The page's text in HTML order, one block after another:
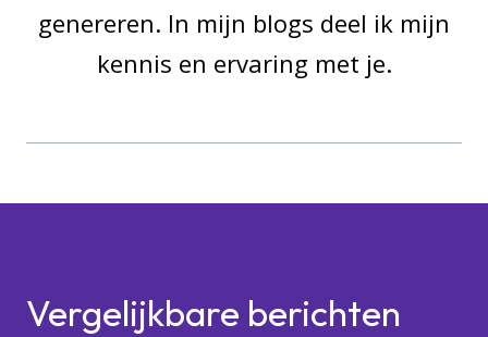
genereren. In mijn blogs deel ik mijn
kennis en ervaring met je.
Vergelijkbare berichten